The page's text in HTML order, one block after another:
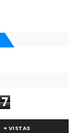
7
+ VISTAS